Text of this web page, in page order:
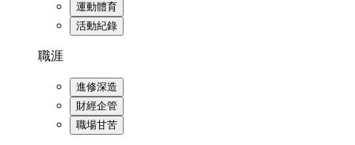
運動體育
活動紀錄
職涯
進修深造
財經企管
職場甘苦